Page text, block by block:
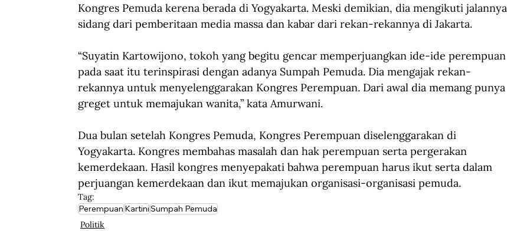
Kongres Pemuda kerena berada di Yogyakarta. Meski demikian, dia mengikuti jalannya
sidang dari pemberitaan media massa dan kabar dari rekan-rekannya di Jakarta.
“Suyatin Kartowijono, tokoh yang begitu gencar memperjuangkan ide-ide perempuan
pada saat itu terinspirasi dengan adanya Sumpah Pemuda. Dia mengajak rekan-
rekannya untuk menyelenggarakan Kongres Perempuan. Dari awal dia memang punya
greget untuk memajukan wanita,” kata Amurwani.
Dua bulan setelah Kongres Pemuda, Kongres Perempuan diselenggarakan di
Yogyakarta. Kongres membahas masalah dan hak perempuan serta pergerakan
kemerdekaan. Hasil kongres menyepakati bahwa perempuan harus ikut serta dalam
perjuangan kemerdekaan dan ikut memajukan organisasi-organisasi pemuda.
Tag:
PerempuanKartiniSumpah Pemuda
Politik